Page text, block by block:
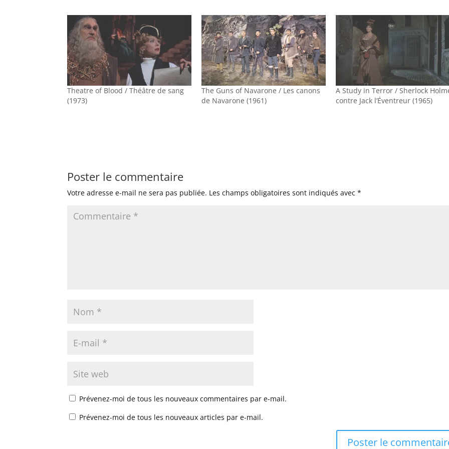
Theatre of Blood / Théâtre de sang
(1973)
The Guns of Navarone / Les canons
de Navarone (1961)
A Study in Terror / Sherlock
contre Jack l’Éventreur (1965)
Poster le commentaire
Votre adresse e-mail ne sera pas publiée. Les champs obligatoires sont indiqués avec*
Prévenez-moi de tous les nouveaux commentaires par e-mail.
Prévenez-moi de tous les nouveaux articles par e-mail.